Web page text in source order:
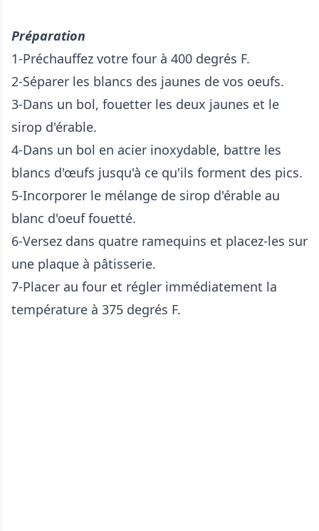
Préparation
1-Préchauffez votre four à 400 degrés F.
2-Séparer les blancs des jaunes de vos oeufs.
3-Dans un bol, fouetter les deux jaunes et le
sirop d'érable.
4-Dans un bol en acier inoxydable, battre les
blancs d'œufs jusqu'à ce qu'ils forment des pics.
5-Incorporer le mélange de sirop d'érable au
blanc d'oeuf fouetté.
6-Versez dans quatre ramequins et placez-les sur
une plaque à pâtisserie.
7-Placer au four et régler immédiatement la
température à 375 degrés F.